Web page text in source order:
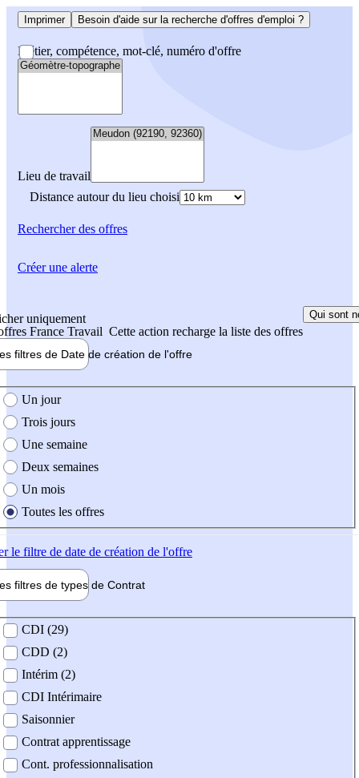
Imprimer Besoin d'aide sur la recherche d'offres d'emploi ?
Métier, compétence, mot-clé, numéro d'offre
Lieu de travail
Distance autour du lieu choisi
Rechercherdes offres
uniquement
France Travail Cette action recharge la liste des offres
Qui sont
filtres de Date de création de l'offre
création de l'offre
Un jour
Trois jours
Une semaine
Deux semaines
Un mois
Toutes les offres
le filtre de date de création de l'offre
filtres de types de Contrat
contrat
CDI (29)
CDD (2)
Intérim (2)
CDI Intérimaire
Saisonnier
Contrat apprentissage
Cont. professionnalisation
Créer une alerte